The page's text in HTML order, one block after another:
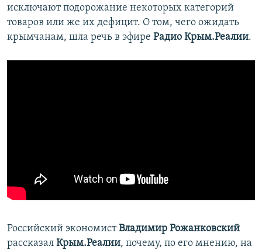
исключают подорожание некоторых категорий
товаров или же их дефицит. О том, чего ожидать
крымчанам, шла речь в эфире Радио Крым.Реалии.
Российский экономистВладимир Рожанковский
рассказал Крым.Реалии, почему, по его мнению, на